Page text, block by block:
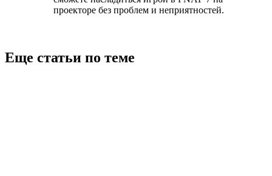
проекторе без проблем и неприятностей.
Еще статьи по теме